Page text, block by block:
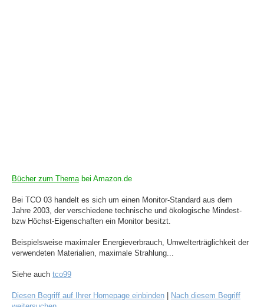
Bücher zum Themabei Amazon.de
Bei TCO 03 handelt es sich um einen Monitor-Standard aus dem
Jahre 2003, der verschiedene technische und ökologische Mindest-
bzw Höchst-Eigenschaften ein Monitor besitzt.
Beispielsweise maximaler Energieverbrauch, Umwelterträglichkeit der
verwendeten Materialien, maximale Strahlung...
Siehe auch tco99
Diesen Begriff auf Ihrer Homepage einbinden
Nach diesem Begriff